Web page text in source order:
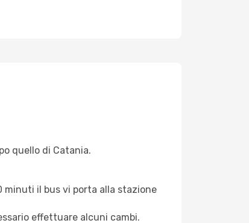
quello di Catania.
minuti il bus vi porta alla stazione
effettuare alcuni cambi.